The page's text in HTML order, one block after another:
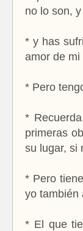
no lo son,
* y has
amor de
* Pero
*
primeras
su lugar, si
* Pero
yo también
* El que